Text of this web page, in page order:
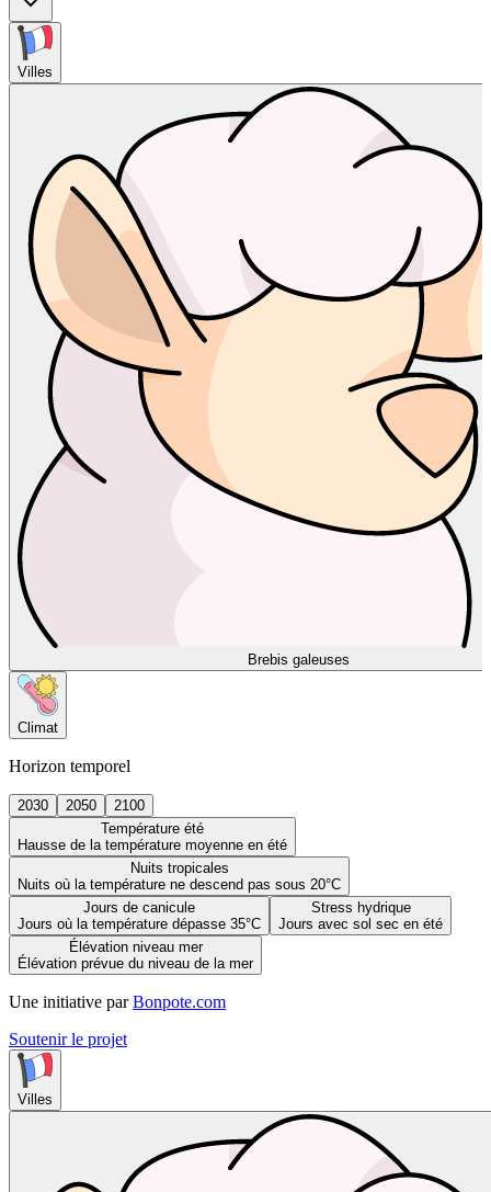
Villes
Brebis galeuses
Climat
Horizon temporel
2030 2050
2100
Température été
Hausse de la température moyenne en été
Nuits tropicales
Nuits où la température ne descend pas sous 20°C
Jours de canicule
Jours où la température dépasse 35°C
Stress hydrique
Jours avec sol sec en été
Élévation niveau mer
Élévation prévue du niveau de la mer
Une initiative par Bonpote.com
Soutenir le projet
Villes